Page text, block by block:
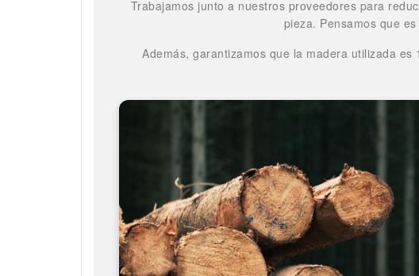
Trabajamos junto a nuestros proveedores para
pieza. Pensamos que
Además, garantizamos que la madera utilizada